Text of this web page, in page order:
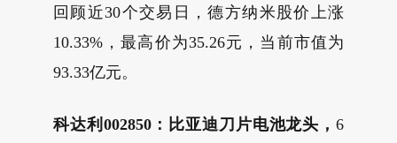
回顾近30个交易日，德方纳米股价上涨
10.33%，最高价为35.26元，当前市值为
93.33亿元。
科达利002850：比亚迪刀片电池龙头， 6